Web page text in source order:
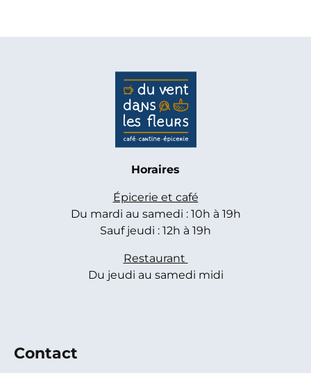
Horaires
Épicerie et café
Du mardi au samedi : 10h à 19h
Sauf jeudi : 12h à 19h
Restaurant
Du jeudi au samedi midi
Contact